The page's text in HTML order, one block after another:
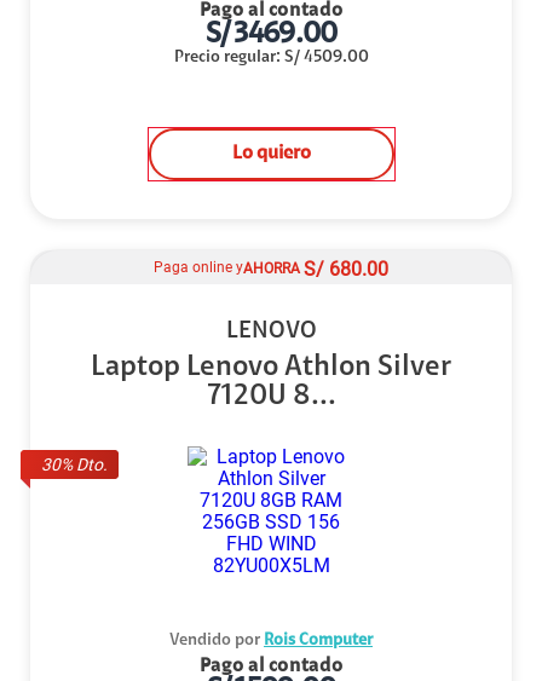
Pago al contado
S/3469.00
Precio regular: S/ 4509.00
Lo quiero
30% Dto.
Paga online yAHORRA S/ 680.00
LENOVO
Laptop Lenovo Athlon Silver
7120U 8...
Vendido por Rois Computer
Pago al contado